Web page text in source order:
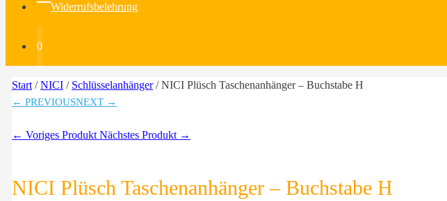
Widerrufsbelehrung
0
Start /NICI / Schlüsselanhänger/ NICI Plüsch Taschenanhänger – Buchstabe H
← PREVIOUSNEXT →
← Voriges Produkt Nächstes Produkt →
NICI Plüsch Taschenanhänger – Buchstabe H